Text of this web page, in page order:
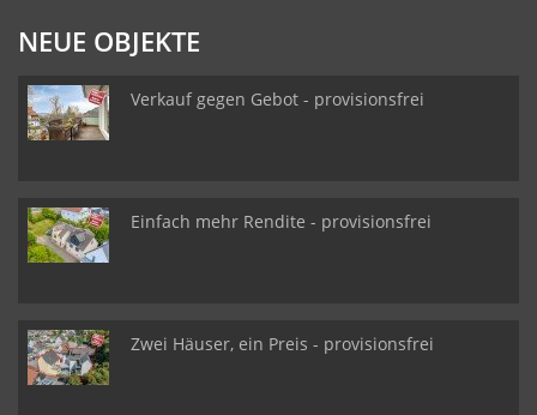
NEUE OBJEKTE
Verkauf gegen Gebot - provisionsfrei
Einfach mehr Rendite - provisionsfrei
Zwei Häuser, ein Preis - provisionsfrei